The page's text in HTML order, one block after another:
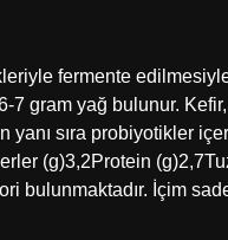
fermente
7 gram yağ bulunur.
sıra probiyotikler
(g)3,2Protein
bulunmaktadır. İçim